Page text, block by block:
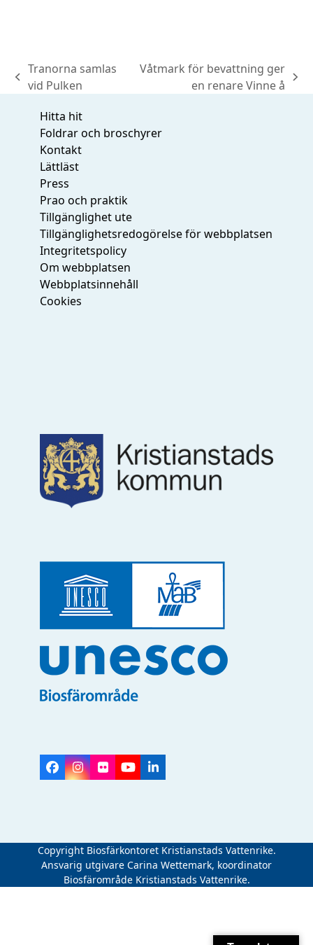
previous
Tranorna samlas
vid Pulken
Våtmark för bevattning ger
en renare Vinne å
Hitta hit
Foldrar och broschyrer
Kontakt
Lättläst
Press
Prao och praktik
Tillgänglighet ute
Tillgänglighetsredogörelse för webbplatsen
Integritetspolicy
Om webbplatsen
Webbplatsinnehåll
Cookies
Facebook
Instagram
FlickrYouTubeLinkedIn
Copyright Biosfärkontoret Kristianstads Vattenrike.
Ansvarig utgivare Carina Wettemark, koordinator
Biosfärområde Kristianstads Vattenrike.